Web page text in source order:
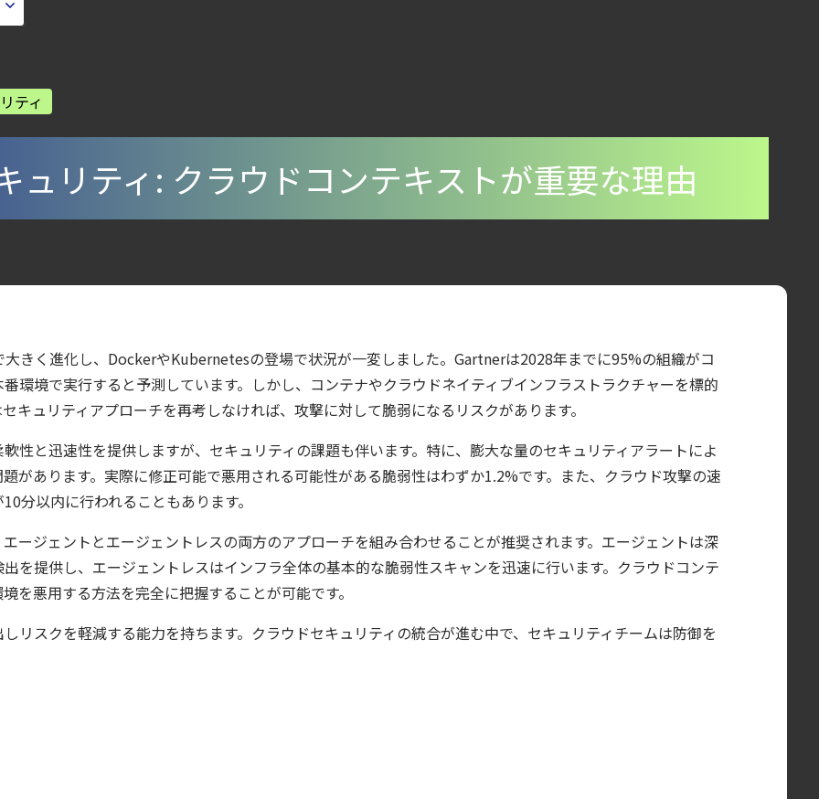
ネイティブ時代に必要な対策の全体像
に防ぐSecurity Posture Managementの全体像
ドの弱点を可視化する新しいセキュリティ戦略
SysdigとSIEMの連携：Agent Local機能の実装ガイド
ィ｜LLM・GPU環境を守る新しい視点
ィ強化 第4回： Sysdig・JP1・Illumio連携における自動隔離検証 ―
Platform）とは？クラウドワークロードを守る最新セキュリティ基盤
失敗しない統合プラットフォームの選び方
ネイティブ時代に必要な対策の全体像
変えた 4 つの側面
然に防ぐSecurity Posture Managementの全体像
ガイド
ドの弱点を可視化する新しいセキュリティ戦略
ティ
ュリティ: クラウドコンテキストが重要な理由
きく進化し、DockerやKubernetesの登場で状況が一変しました。Gartnerは2028年までに95%の組織がコ
環境で実行すると予測しています。しかし、コンテナやクラウドネイティブインフラストラクチャーを標的
キュリティアプローチを再考しなければ、攻撃に対して脆弱になるリスクがあります。
性と迅速性を提供しますが、セキュリティの課題も伴います。特に、膨大な量のセキュリティアラートによ
があります。実際に修正可能で悪用される可能性がある脆弱性はわずか1.2%です。また、クラウド攻撃の速
分以内に行われることもあります。
ージェントとエージェントレスの両方のアプローチを組み合わせることが推奨されます。エージェントは深
を提供し、エージェントレスはインフラ全体の基本的な脆弱性スキャンを迅速に行います。クラウドコンテ
を悪用する方法を完全に把握することが可能です。
リスクを軽減する能力を持ちます。クラウドセキュリティの統合が進む中で、セキュリティチームは防御を